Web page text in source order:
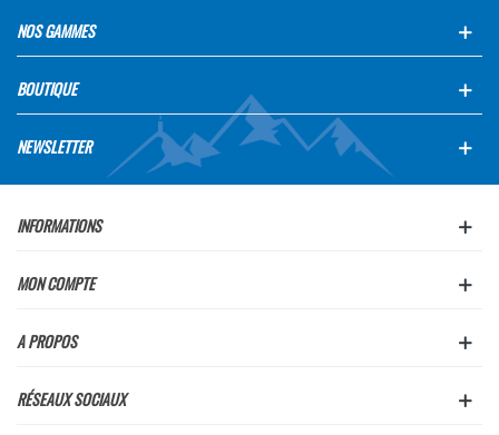
NOS GAMMES
BOUTIQUE
NEWSLETTER
INFORMATIONS
MON COMPTE
A PROPOS
RÉSEAUX SOCIAUX